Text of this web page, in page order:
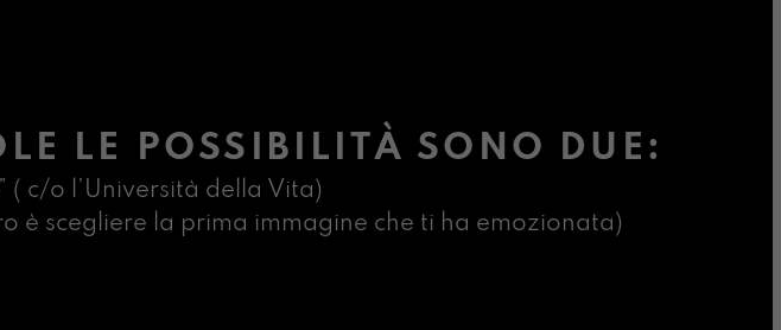
LE POSSIBILITÀ SONO DUE:
( c/o l’Università della Vita)
è scegliere la prima immagine che ti ha emozionata)